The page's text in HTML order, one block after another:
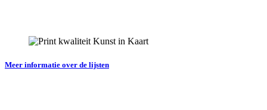
Meer informatie over de lijsten